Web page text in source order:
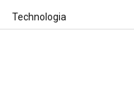
Technologia